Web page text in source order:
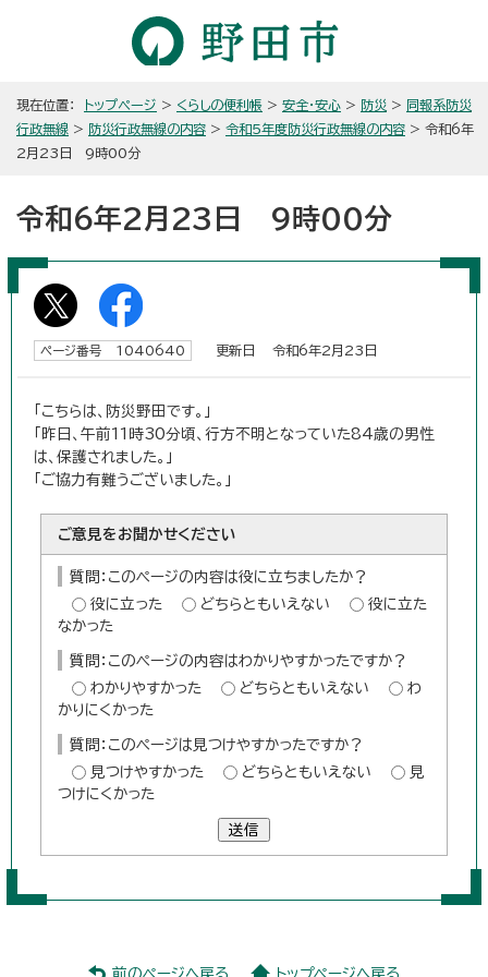
現在位置： トップページ > くらしの便利帳 > 安全・安心 > 防災 > 同報系防災
行政無線 > 防災行政無線の内容 > 令和5年度防災行政無線の内容 > 令和6年
2月23日 9時00分
令和6年2月23日 9時00分
ページ番号 1040640 更新日 令和6年2月23日
「こちらは、防災野田です。」
「昨日、午前11時30分頃、行方不明となっていた84歳の男性
は、保護されました。」
「ご協力有難うございました。」
ご意見をお聞かせください
質問：このページの内容は役に立ちましたか？
役に立った
どちらともいえない
役に立た
なかった
質問：このページの内容はわかりやすかったですか？
わかりやすかった
どちらともいえない
わ
かりにくかった
質問：このページは見つけやすかったですか？
見つけやすかった
どちらともいえない
見
つけにくかった
送信
前のページへ戻る トップページへ戻る